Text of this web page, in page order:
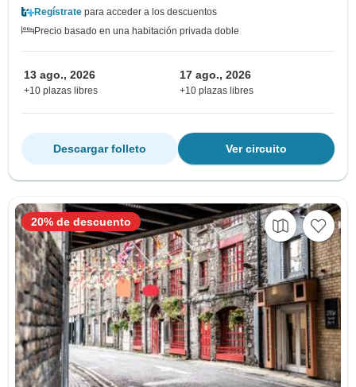
Regístrate para acceder a los descuentos
Precio basado en una habitación privada doble
13 ago., 2026
+10 plazas libres
17 ago., 2026
+10 plazas libres
Ver circuito
Descargar folleto
20% de descuento